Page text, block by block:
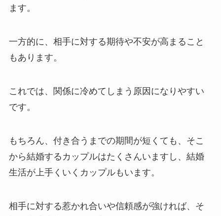
ます。
一方的に、相手に対する期待や不安が高まること
もあります。
これでは、関係に冷めてしまう原因になりやすい
です。
もちろん、付き合うまでの期間が短くても、そこ
から結婚するカップルはたくさんいますし、結婚
生活が上手くいくカップルもいます。
相手に対する惹かれ合いや信頼感が強ければ、そ